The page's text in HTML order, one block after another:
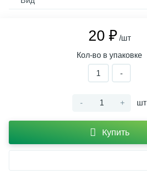
20 ₽ /шт
Кол-во в упаковке
1 -
- + шт
Купить